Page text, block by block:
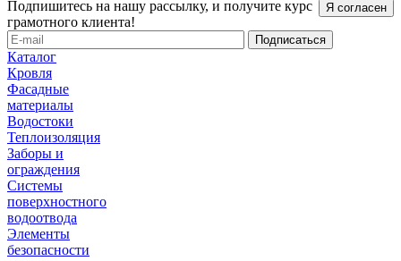
Я согласен
Подпишитесь на нашу рассылку, и получите курс
грамотного клиента!
Каталог
Кровля
Фасадные
материалы
Водостоки
Теплоизоляция
Заборы и
ограждения
Системы
поверхностного
водоотвода
Элементы
безопасности